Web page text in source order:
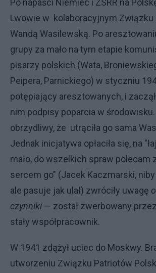
Po napaści Niemiec i ZSRR na
Lwowie w kolaboracyjnym Związku
Wandą Wasilewską. Po
grupy za mało na tym etapie
pisarzy polskich (Wata,
Peipera, Parnickiego) w styczniu
potępiający aresztowanych, i
nim podpisy poparcia w
obrzydliwy, że utrąciła go sama
Jednak inicjatywa opłaciła się, na
mało, do wszelkich spraw polecam
sercem go" (Jacek Kaczmarski,
ale pasuje jak ulał) zwróciły uwagę
czynniki — został zwerbowany
stały współpracownik.
W 1941 zdążył uciec do Moskwy.
utworzeniu Związku Patriotów